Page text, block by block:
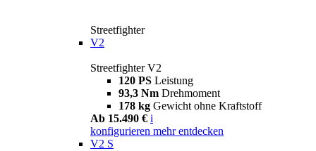
Streetfighter
V2
Streetfighter V2
120 PS Leistung
93,3 Nm Drehmoment
178 kg Gewicht ohne Kraftstoff
Ab 15.490 € i
konfigurieren mehr entdecken
V2 S